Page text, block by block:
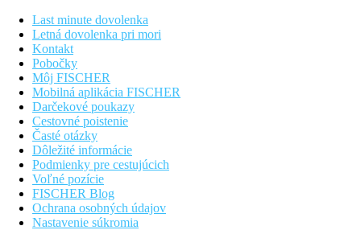
Last minute dovolenka
Letná dovolenka pri mori
Kontakt
Pobočky
Môj FISCHER
Mobilná aplikácia FISCHER
Darčekové poukazy
Cestovné poistenie
Časté otázky
Dôležité informácie
Podmienky pre cestujúcich
Voľné pozície
FISCHER Blog
Ochrana osobných údajov
Nastavenie súkromia